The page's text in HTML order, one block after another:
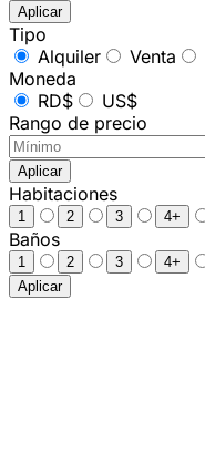
Aplicar
Tipo
Alquiler
Venta
Moneda
RD$
US$
Rango de precio
Aplicar
Habitaciones
1 2 3 4+
Baños
1 2 3
4+
Aplicar